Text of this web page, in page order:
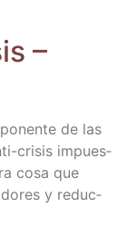
–
de las
cri­sis impues­
cosa que
y reduc­